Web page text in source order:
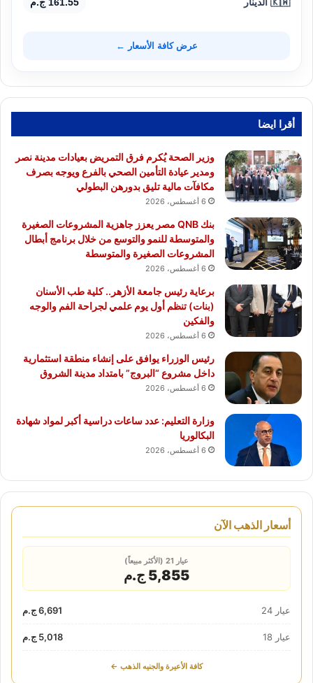
عرض كافة الأسعار ←
أقرا ايضا
وزير الصحة يُكرم فرق التمريض بعيادات مدينة نصر
ومدير عيادة التأمين الصحي بالفرع ويوجه بصرف
مكافآت مالية تليق بدورهن البطولي
6 أغسطس، 2026
بنك QNB مصر يعزز جاهزية المشروعات الصغيرة
والمتوسطة للنمو والتوسع من خلال برنامج أبطال
المشروعات الصغيرة والمتوسطة
6 أغسطس، 2026
برعاية رئيس جامعة الأزهر.. كلية طب الأسنان
(بنات) تنظم أول يوم علمي لجراحة الفم والوجه
والفكين
6 أغسطس، 2026
رئيس الوزراء يوافق على إنشاء منطقة استثمارية
داخل مشروع “البروج” بامتداد مدينة الشروق
6 أغسطس، 2026
وزارة التعليم: عدد ساعات دراسية أكبر لمواد شهادة
البكالوريا
6 أغسطس، 2026
أسعار الذهب الآن
عيار 21 (الأكثر مبيعاً)
5,855 ج.م
عيار 24 6,691 ج.م
عيار 18 5,018 ج.م
كافة الأعيرة والجنيه الذهب ←